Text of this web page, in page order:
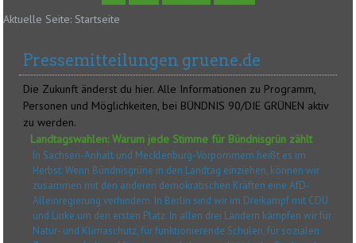
Aktuelle Seite: Startseite
Pressemitteilungen gruene.de
Die Zukunft änderst du hier. Alle Informationen zu Programm,
Personen und Möglichkeiten, bei BÜNDNIS 90/DIE GRÜNEN aktiv
zu werden.
Landtagswahlen: Warum jede Stimme für Bündnisgrün zählt
In Sachsen-Anhalt und Mecklenburg-Vorpommern heißt es im
Herbst: Wenn Bündnisgrüne in den Landtag einziehen, können wir
zusammen mit den anderen demokratischen Kräften eine AfD-
Alleinregierung verhindern. In Berlin sind wir im Dreikampf mit CDU
und Linke um den ersten Platz. In allen drei Ländern kämpfen wir für
Natur- und Klimaschutz, für funktionierende Schulen, für sozialen